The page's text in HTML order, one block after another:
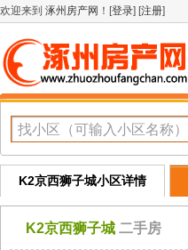
欢迎来到 涿州房产网 ！[登录] [注册]
K2京西狮子城小区详情
K2京西狮子城 二手房